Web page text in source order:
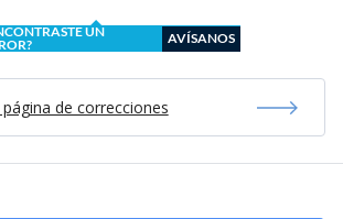
UN
AVÍSANOS
de correcciones